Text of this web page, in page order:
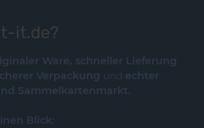
it.de?
Ware, schneller Lieferung
Verpackung und echter
Sammelkartenmarkt.
Blick: